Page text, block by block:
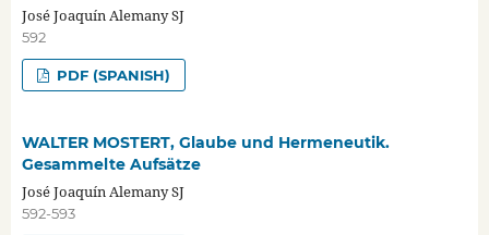
José Joaquín Alemany SJ
592
PDF (SPANISH)
WALTER MOSTERT, Glaube und Hermeneutik.
Gesammelte Aufsätze
José Joaquín Alemany SJ
592-593